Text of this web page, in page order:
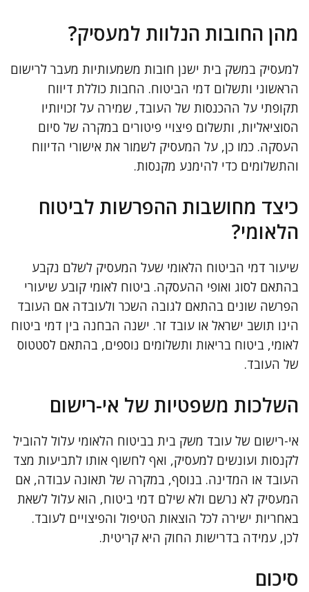
מהן החובות הנלוות למעסיק?
למעסיק במשק בית ישנן חובות משמעותיות מעבר לרישום
הראשוני ותשלום דמי הביטוח. החבות כוללת דיווח
תקופתי על ההכנסות של העובד, שמירה על זכויותיו
הסוציאליות, ותשלום פיצויי פיטורים במקרה של סיום
העסקה. כמו כן, על המעסיק לשמור את אישורי הדיווח
והתשלומים כדי להימנע מקנסות.
כיצד מחושבות ההפרשות לביטוח
הלאומי?
שיעור דמי הביטוח הלאומי שעל המעסיק לשלם נקבע
בהתאם לסוג ואופי ההעסקה. ביטוח לאומי קובע שיעורי
הפרשה שונים בהתאם לגובה השכר ולעובדה אם העובד
הינו תושב ישראל או עובד זר. ישנה הבחנה בין דמי ביטוח
לאומי, ביטוח בריאות ותשלומים נוספים, בהתאם לסטטוס
של העובד.
השלכות משפטיות של אי-רישום
אי-רישום של עובד משק בית בביטוח הלאומי עלול להוביל
לקנסות ועונשים למעסיק, ואף לחשוף אותו לתביעות מצד
העובד או המדינה. בנוסף, במקרה של תאונה עבודה, אם
המעסיק לא נרשם ולא שילם דמי ביטוח, הוא עלול לשאת
באחריות ישירה לכל הוצאות הטיפול והפיצויים לעובד.
לכן, עמידה בדרישות החוק היא קריטית.
סיכום